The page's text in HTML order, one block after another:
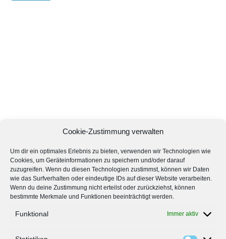
Cookie-Zustimmung verwalten
Um dir ein optimales Erlebnis zu bieten, verwenden wir Technologien wie
Cookies, um Geräteinformationen zu speichern und/oder darauf
zuzugreifen. Wenn du diesen Technologien zustimmst, können wir Daten
wie das Surfverhalten oder eindeutige IDs auf dieser Website verarbeiten.
Wenn du deine Zustimmung nicht erteilst oder zurückziehst, können
bestimmte Merkmale und Funktionen beeinträchtigt werden.
Funktional Immer aktiv